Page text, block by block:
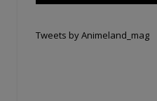
Tweets by Animeland_mag